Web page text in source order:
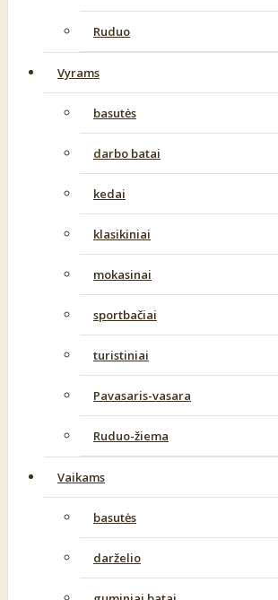
Ruduo
Vyrams
basutės
darbo batai
kedai
klasikiniai
mokasinai
sportbačiai
turistiniai
Pavasaris-vasara
Ruduo-žiema
Vaikams
basutės
darželio